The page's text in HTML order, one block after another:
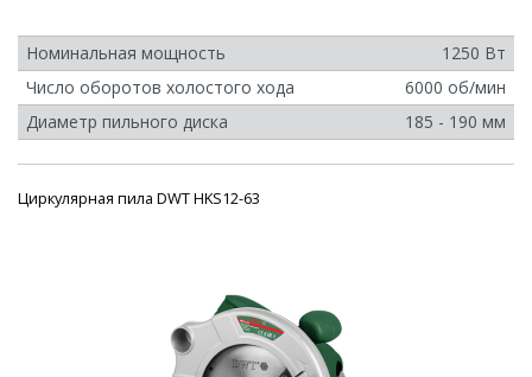
Номинальная мощность
1250 Вт
Число оборотов холостого хода
6000 об/мин
Диаметр пильного диска
185 - 190 мм
Циркулярная пила DWT HKS12-63